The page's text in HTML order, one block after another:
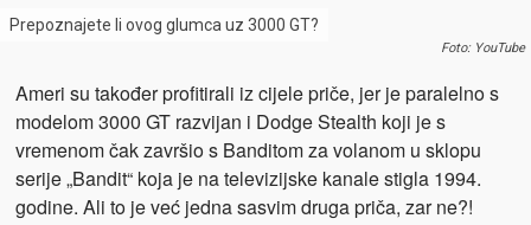
Prepoznajete li ovog glumca uz 3000 GT?
Foto: YouTube
Ameri su također profitirali iz cijele priče, jer je paralelno s
modelom 3000 GT razvijan i Dodge Stealth koji je s
vremenom čak završio s Banditom za volanom u sklopu
serije „Bandit“ koja je na televizijske kanale stigla 1994.
godine. Ali to je već jedna sasvim druga priča, zar ne?!